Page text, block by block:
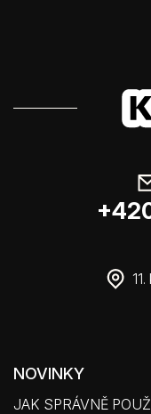
NOVINKY
JAK SPRÁVNĚ